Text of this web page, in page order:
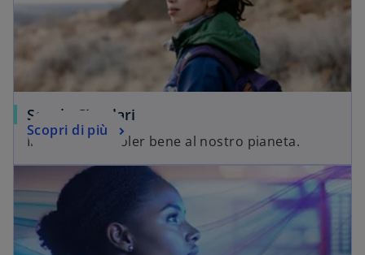
Scuole Circolari
Impariamo a voler bene al nostro pianeta.
Scopri di più